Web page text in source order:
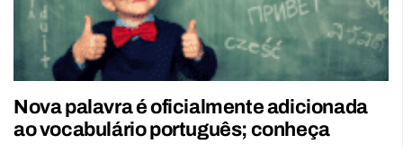
Nova palavra é oficialmente adicionada
ao vocabulário português; conheça